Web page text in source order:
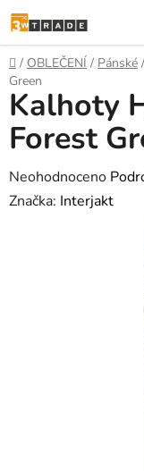
Přejít
na
obsah
Domů
/ OBLEČENÍ / Pánské /
Green
Kalhoty
Forest
Průměrné
hodnocení
Neohodnoceno
Značka: Interjakt